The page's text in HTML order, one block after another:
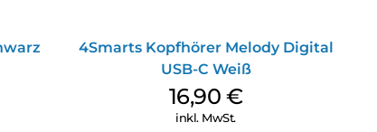
4Smarts Kopfhörer Melody Digital
USB-C Weiß
16,90 €
inkl. MwSt.